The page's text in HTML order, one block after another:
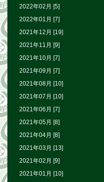
2022年02月 [5]
2022年01月 [7]
2021年12月 [19]
2021年11月 [9]
2021年10月 [7]
2021年09月 [7]
2021年08月 [10]
2021年07月 [10]
2021年06月 [7]
2021年05月 [8]
2021年04月 [8]
2021年03月 [13]
2021年02月 [9]
2021年01月 [10]